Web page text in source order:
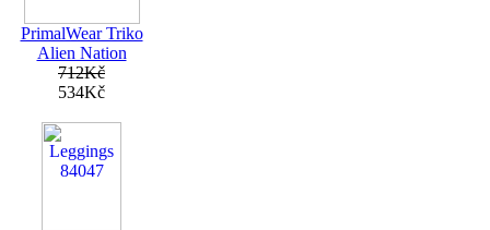
PrimalWear Triko
Alien Nation
712Kč
534Kč